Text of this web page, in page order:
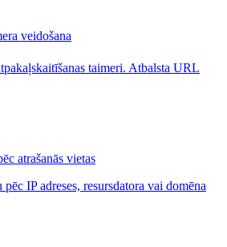
veidošana
taimeri. Atbalsta URL
atrašanās vietas
IP adreses, resursdatora vai domēna